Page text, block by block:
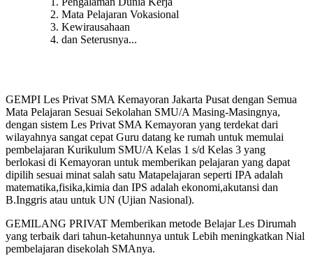
Mata Pelajaran Vokasional
Kewirausahaan
dan Seterusnya...
GEMPI Les Privat SMA Kemayoran Jakarta Pusat dengan Semua
Mata Pelajaran Sesuai Sekolahan SMU/A Masing-Masingnya,
dengan sistem Les Privat SMA Kemayoran yang terdekat dari
wilayahnya sangat cepat Guru datang ke rumah untuk memulai
pembelajaran Kurikulum SMU/A Kelas 1 s/d Kelas 3 yang
berlokasi di Kemayoran untuk memberikan pelajaran yang dapat
dipilih sesuai minat salah satu Matapelajaran seperti IPA adalah
matematika,fisika,kimia dan IPS adalah ekonomi,akutansi dan
B.Inggris atau untuk UN (Ujian Nasional).
GEMILANG PRIVAT Memberikan metode Belajar Les Dirumah
yang terbaik dari tahun-ketahunnya untuk Lebih meningkatkan Nial
pembelajaran disekolah SMAnya.